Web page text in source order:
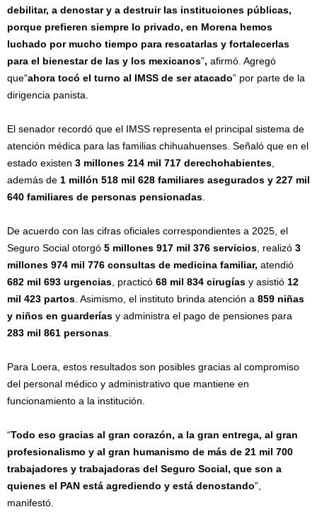
debilitar, a denostar y a destruir las instituciones públicas,
porque prefieren siempre lo privado, en Morena hemos
luchado por mucho tiempo para rescatarlas y fortalecerlas
para el bienestar de las y los mexicanos”, afirmó. Agregó
que“ahora tocó el turno al IMSS de ser atacado” por parte de la
dirigencia panista.
El senador recordó que el IMSS representa el principal sistema de
atención médica para las familias chihuahuenses. Señaló que en el
estado existen 3 millones 214 mil 717 derechohabientes,
además de 1 millón 518 mil 628 familiares asegurados y 227 mil
640 familiares de personas pensionadas.
De acuerdo con las cifras oficiales correspondientes a 2025, el
Seguro Social otorgó 5 millones 917 mil 376 servicios, realizó 3
millones 974 mil 776 consultas de medicina familiar, atendió
682 mil 693 urgencias, practicó 68 mil 834 cirugías y asistió 12
mil 423 partos. Asimismo, el instituto brinda atención a 859 niñas
y niños en guarderías y administra el pago de pensiones para
283 mil 861 personas.
Para Loera, estos resultados son posibles gracias al compromiso
del personal médico y administrativo que mantiene en
funcionamiento a la institución.
“Todo eso gracias al gran corazón, a la gran entrega, al gran
profesionalismo y al gran humanismo de más de 21 mil 700
trabajadores y trabajadoras del Seguro Social, que son a
quienes el PAN está agrediendo y está denostando”,
manifestó.